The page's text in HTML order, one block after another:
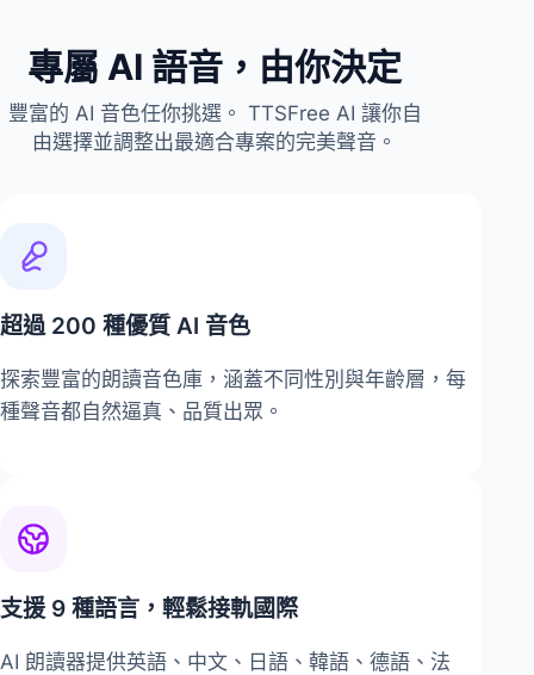
專屬 AI 語音，由你決定
豐富的 AI 音色任你挑選。 TTSFree AI 讓你自
由選擇並調整出最適合專案的完美聲音。
超過 200 種優質 AI 音色
探索豐富的朗讀音色庫，涵蓋不同性別與年齡層，每
種聲音都自然逼真、品質出眾。
支援 9 種語言，輕鬆接軌國際
AI 朗讀器提供英語、中文、日語、韓語、德語、法